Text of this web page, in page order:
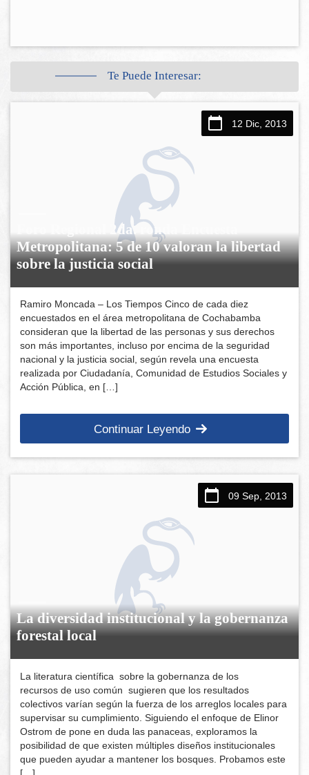
Te Puede Interesar:
12 Dic, 2013
Foro Regional 2da. ronda Encuesta
Metropolitana: 5 de 10 valoran la libertad
sobre la justicia social
Ramiro Moncada – Los Tiempos Cinco de cada diez
encuestados en el área metropolitana de Cochabamba
consideran que la libertad de las personas y sus derechos
son más importantes, incluso por encima de la seguridad
nacional y la justicia social, según revela una encuesta
realizada por Ciudadanía, Comunidad de Estudios Sociales y
Acción Pública, en […]
Continuar Leyendo
09 Sep, 2013
La diversidad institucional y la gobernanza
forestal local
La literatura científica sobre la gobernanza de los
recursos de uso común sugieren que los resultados
colectivos varían según la fuerza de los arreglos locales para
supervisar su cumplimiento. Siguiendo el enfoque de Elinor
Ostrom de pone en duda las panaceas, exploramos la
posibilidad de que existen múltiples diseños institucionales
que pueden ayudar a mantener los bosques. Probamos este
[…]